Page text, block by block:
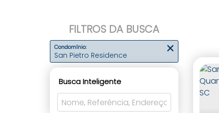
FILTROS DA BUSCA
Condomínio:
San Pietro Residence
Busca Inteligente